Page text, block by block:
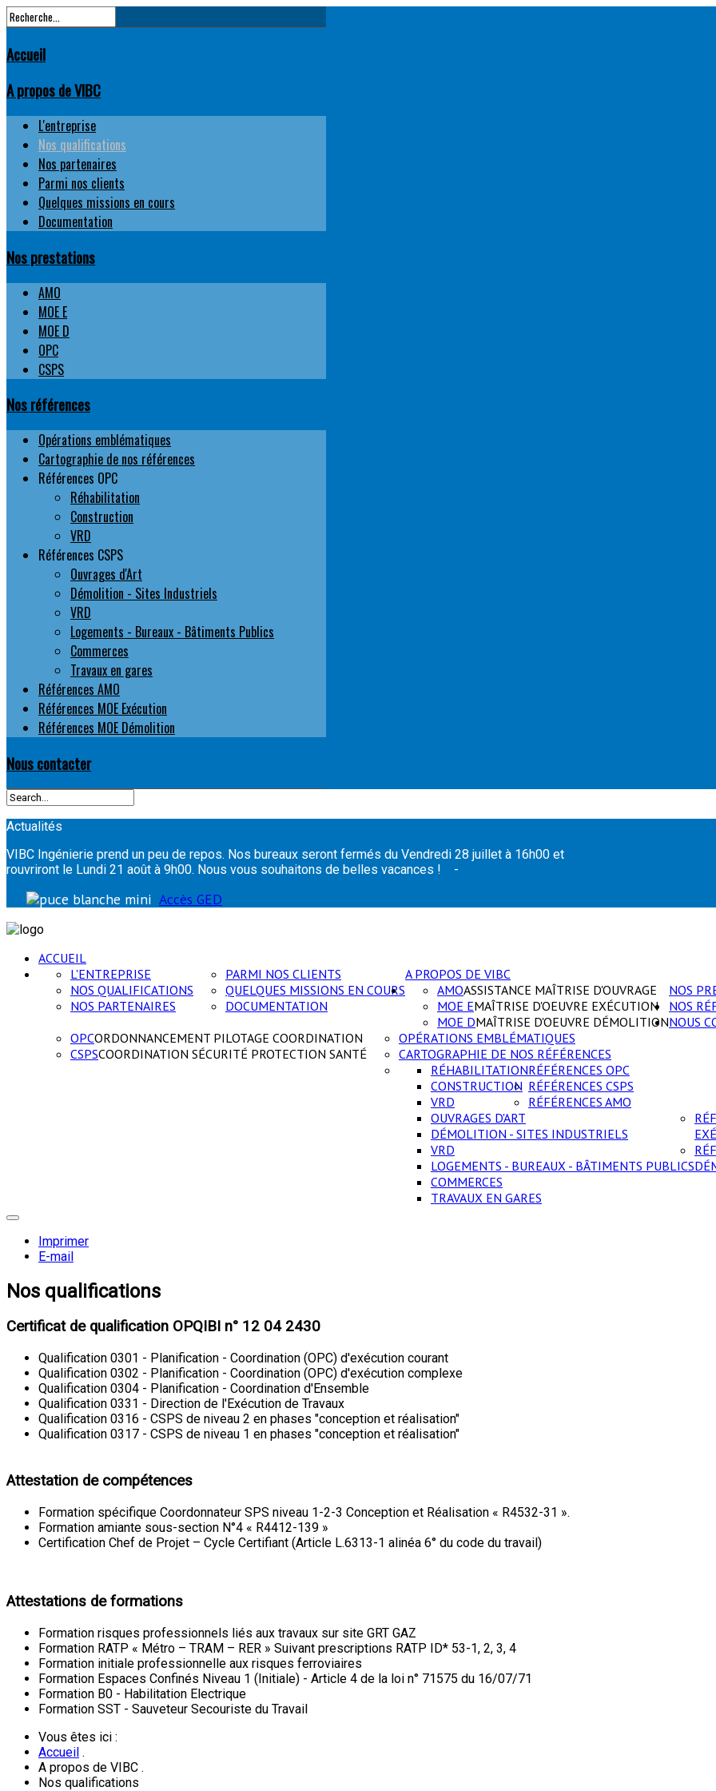
Accueil
A propos de VIBC
L'entreprise
Nos qualifications
Nos partenaires
Parmi nos clients
Quelques missions en cours
Documentation
Nos prestations
AMO
MOE E
MOE D
OPC
CSPS
Nos références
Opérations emblématiques
Cartographie de nos références
Références OPC
Réhabilitation
Construction
VRD
Références CSPS
Ouvrages d'Art
Démolition - Sites Industriels
VRD
Logements - Bureaux - Bâtiments Publics
Commerces
Travaux en gares
Références AMO
Références MOE Exécution
Références MOE Démolition
Nous contacter
Actualités
VIBC Ingénierie prend un peu de repos. Nos bureaux seront fermés du Vendredi 28 juillet à 16h00 et
rouvriront le Lundi 21 août à 9h00. Nous vous souhaitons de belles vacances ! -
Accès GED
ACCUEIL
A PROPOS DE VIBC
L'ENTREPRISE
NOS QUALIFICATIONS
NOS PARTENAIRES
PARMI NOS CLIENTS
QUELQUES MISSIONS EN COURS
DOCUMENTATION
NOS
AMOASSISTANCE MAÎTRISE D'OUVRAGE
MOE EMAÎTRISE D'OEUVRE EXÉCUTION
MOE DMAÎTRISE D'OEUVRE DÉMOLITION
OPCORDONNANCEMENT PILOTAGE COORDINATION
CSPSCOORDINATION SÉCURITÉ PROTECTION SANTÉ
NOS
OPÉRATIONS EMBLÉMATIQUES
CARTOGRAPHIE DE NOS RÉFÉRENCES
RÉFÉRENCES OPC
RÉHABILITATION
CONSTRUCTION
VRD
RÉFÉRENCES CSPS
OUVRAGES D'ART
DÉMOLITION - SITES INDUSTRIELS
VRD
LOGEMENTS - BUREAUX - BÂTIMENTS PUBLICS
COMMERCES
TRAVAUX EN GARES
RÉFÉRENCES AMO
NOUS
Imprimer
E-mail
Nos qualifications
Certificat de qualification OPQIBI n° 12 04 2430
Qualification 0301 - Planification - Coordination (OPC) d'exécution courant
Qualification 0302 - Planification - Coordination (OPC) d'exécution complexe
Qualification 0304 - Planification - Coordination d'Ensemble
Qualification 0331 - Direction de l'Exécution de Travaux
Qualification 0316 - CSPS de niveau 2 en phases "conception et réalisation"
Qualification 0317 - CSPS de niveau 1 en phases "conception et réalisation"
Attestation de compétences
Formation spécifique Coordonnateur SPS niveau 1-2-3 Conception et Réalisation « R4532-31 ».
Formation amiante sous-section N°4 « R4412-139 »
Certification Chef de Projet – Cycle Certifiant (Article L.6313-1 alinéa 6° du code du travail)
Attestations de formations
Formation risques professionnels liés aux travaux sur site GRT GAZ
Formation RATP « Métro – TRAM – RER » Suivant prescriptions RATP ID* 53-1, 2, 3, 4
Formation initiale professionnelle aux risques ferroviaires
Formation Espaces Confinés Niveau 1 (Initiale) - Article 4 de la loi n° 71575 du 16/07/71
Formation B0 - Habilitation Electrique
Formation SST - Sauveteur Secouriste du Travail
Vous êtes ici :
Accueil .
A propos de VIBC .
Nos qualifications